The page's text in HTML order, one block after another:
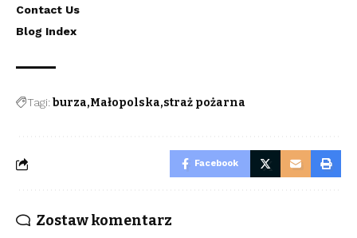
Contact Us
Blog Index
Tagi:burza Małopolska straż pożarna
Facebook
Zostaw komentarz